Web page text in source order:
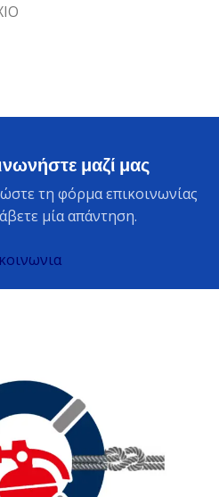
μαζί μας
τη φόρμα επικοινωνίας
μία απάντηση.